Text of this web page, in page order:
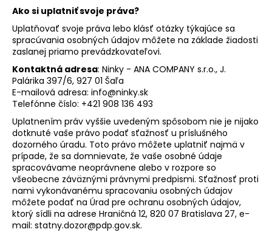
Ako si uplatniť svoje práva?
Uplatňovať svoje práva lebo klásť otázky týkajúce sa
spracúvania osobných údajov môžete na základe žiadosti
zaslanej priamo prevádzkovateľovi.
Kontaktná adresa: Ninky - ANA COMPANY s.r.o., J.
Palárika 397/6, 927 01 Šaľa
E-mailová adresa: info@ninky.sk
Telefónne číslo: +421 908 136 493
Uplatnením práv vyššie uvedeným spôsobom nie je nijako
dotknuté vaše právo podať sťažnosť u príslušného
dozorného úradu. Toto právo môžete uplatniť najmä v
prípade, že sa domnievate, že vaše osobné údaje
spracovávame neoprávnene alebo v rozpore so
všeobecne záväznými právnymi predpismi. Sťažnosť proti
nami vykonávanému spracovaniu osobných údajov
môžete podať na Úrad pre ochranu osobných údajov,
ktorý sídli na adrese Hraničná 12, 820 07 Bratislava 27, e-
mail: statny.dozor@pdp.gov.sk.